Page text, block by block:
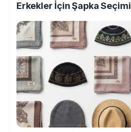
Erkekler İçin Şapka Seçimi